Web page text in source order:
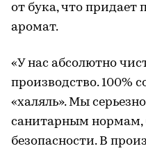
от бука, что придает
аромат.
«У нас абсолютно
производство. 100%
«халяль». Мы
санитарным нормам,
безопасности. В